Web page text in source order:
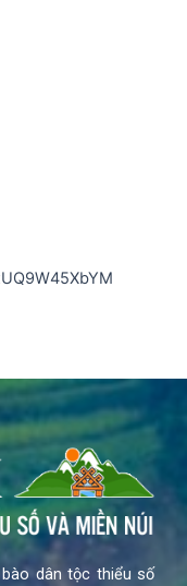
dân tộc thiểu số